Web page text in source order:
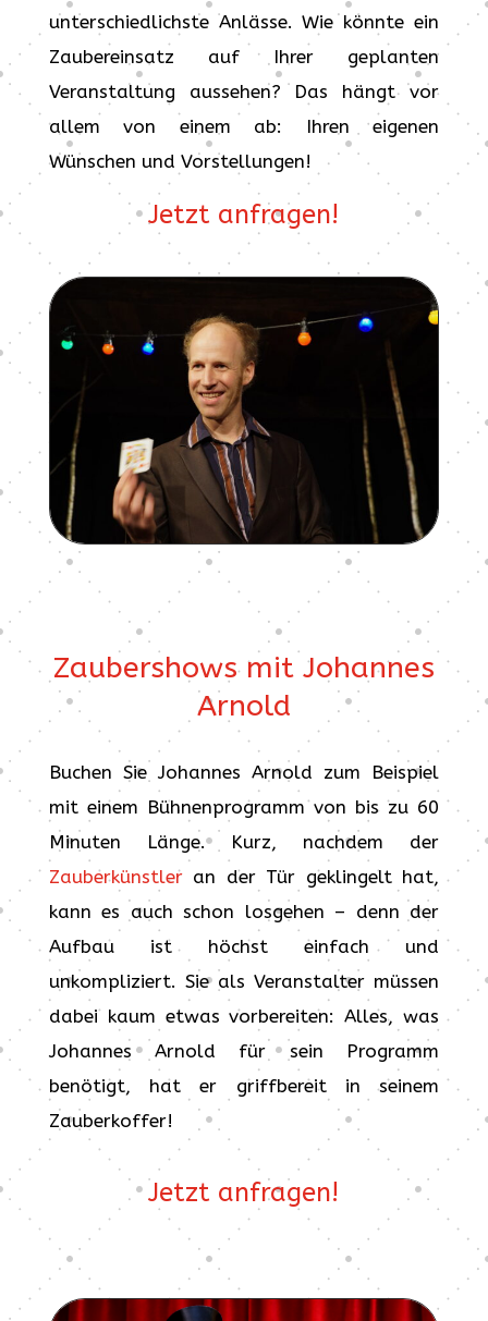
unterschiedlichste Anlässe. Wie könnte ein
Zaubereinsatz auf Ihrer geplanten
Veranstaltung aussehen? Das hängt vor
allem von einem ab: Ihren eigenen
Wünschen und Vorstellungen!
Jetzt anfragen!
Zaubershows mit Johannes
Arnold
Buchen Sie Johannes Arnold zum Beispiel
mit einem Bühnenprogramm von bis zu 60
Minuten Länge. Kurz, nachdem der
Zauberkünstleran der Tür geklingelt hat,
kann es auch schon losgehen – denn der
Aufbau ist höchst einfach und
unkompliziert. Sie als Veranstalter müssen
dabei kaum etwas vorbereiten: Alles, was
Johannes Arnold für sein Programm
benötigt, hat er griffbereit in seinem
Zauberkoffer!
Jetzt anfragen!